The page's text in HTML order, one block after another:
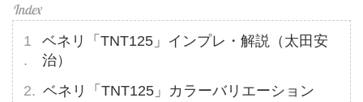
ベネリ「TNT125」インプレ・解説（太田安
治）
ベネリ「TNT125」カラーバリエーション